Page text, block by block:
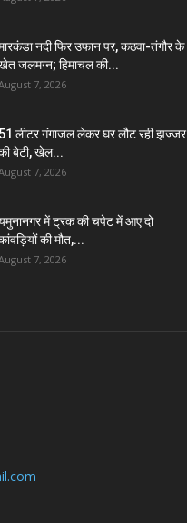
नदी फिर उफान पर, कठवा-तंगौर के
जलमग्न; हिमाचल की...
7, 2026
51 लीटर गंगाजल लेकर घर लौट रही झज्जर
बेटी, खेल...
7, 2026
में ट्रक की चपेट में आए दो
की मौत,...
7, 2026